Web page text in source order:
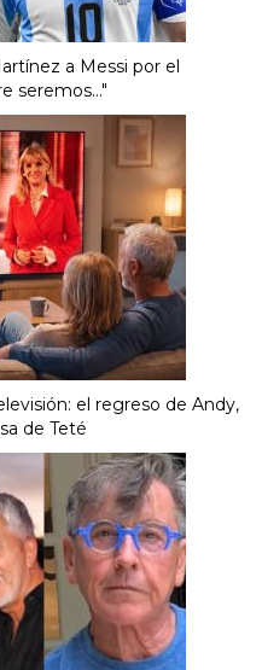
a Messi por el
seremos..."
el regreso de Andy,
de Teté